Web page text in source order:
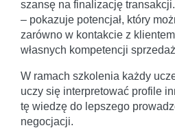
szansę na finalizację
– pokazuje potencjał, który
zarówno w kontakcie z
własnych kompetencji
W ramach szkolenia każdy
uczy się interpretować profile
tę wiedzę do lepszego
negocjacji.